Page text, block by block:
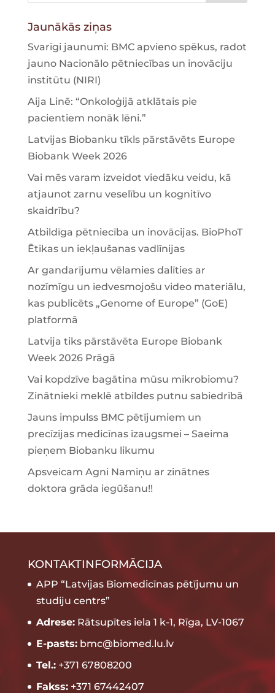
Jaunākās ziņas
Svarīgi jaunumi: BMC apvieno spēkus, radot
jauno Nacionālo pētniecības un inovāciju
institūtu (NIRI)
Aija Linē: “Onkoloģijā atklātais pie
pacientiem nonāk lēni.”
Latvijas Biobanku tīkls pārstāvēts Europe
Biobank Week 2026
Vai mēs varam izveidot viedāku veidu, kā
atjaunot zarnu veselību un kognitīvo
skaidrību?
Atbildīga pētniecība un inovācijas. BioPhoT
Ētikas un iekļaušanas vadlīnijas
Ar gandarījumu vēlamies dalīties ar
nozīmīgu un iedvesmojošu video materiālu,
kas publicēts „Genome of Europe” (GoE)
platformā
Latvija tiks pārstāvēta Europe Biobank
Week 2026 Prāgā
Vai kopdzīve bagātina mūsu mikrobiomu?
Zinātnieki meklē atbildes putnu sabiedrībā
Jauns impulss BMC pētījumiem un
precīzijas medicīnas izaugsmei – Saeima
pieņem Biobanku likumu
Apsveicam Agni Namiņu ar zinātnes
doktora grāda iegūšanu!!
KONTAKTINFORMĀCIJA
APP “Latvijas Biomedicīnas pētījumu un
studiju centrs”
Adrese:Rātsupītes iela 1 k-1, Rīga, LV-1067
E-pasts:bmc@biomed.lu.lv
Tel.:+371 67808200
Fakss:+371 67442407